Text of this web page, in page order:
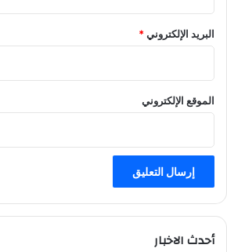
البريد الإلكتروني*
الموقع الإلكتروني
أحدث الاخبار